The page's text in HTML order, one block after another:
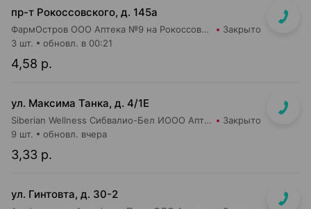
пр-т Рокоссовского, д. 145а
ФармОстров ООО Аптека №9 на Рокоссовского Закрыто
4,58 р.
3 шт. обновл. в 00:21
ул. Максима Танка, д. 4/1Е
Siberian Wellness Сибвалио-Бел ИООО Аптека №1 Закрыто
3,33 р.
9 шт. обновл. вчера
ул. Гинтовта, д. 30-2